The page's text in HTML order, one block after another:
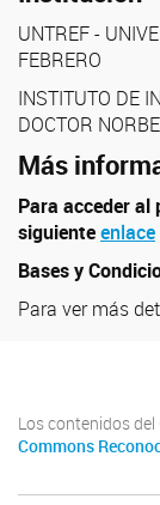
UNTREF -
FEBRERO
INSTITUTO DE
DOCTOR
Más
Para acceder
siguienteenlace
Bases y
Para ver más
Los contenidos del
Commons